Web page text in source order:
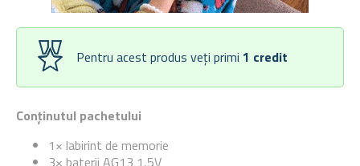
Conținutul pachetului
1× labirint de memorie
3× baterii AG13 1,5V
Pentru acest produs veți primi 1 credit